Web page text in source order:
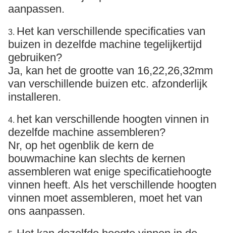
aanpassen.
3. Het kan verschillende specificaties van
buizen in dezelfde machine tegelijkertijd
gebruiken?
Ja, kan het de grootte van 16,22,26,32mm
van verschillende buizen etc. afzonderlijk
installeren.
4. het kan verschillende hoogten vinnen in
dezelfde machine assembleren?
Nr, op het ogenblik de kern de
bouwmachine kan slechts de kernen
assembleren wat enige specificatiehoogte
vinnen heeft. Als het verschillende hoogten
vinnen moet assembleren, moet het van
ons aanpassen.